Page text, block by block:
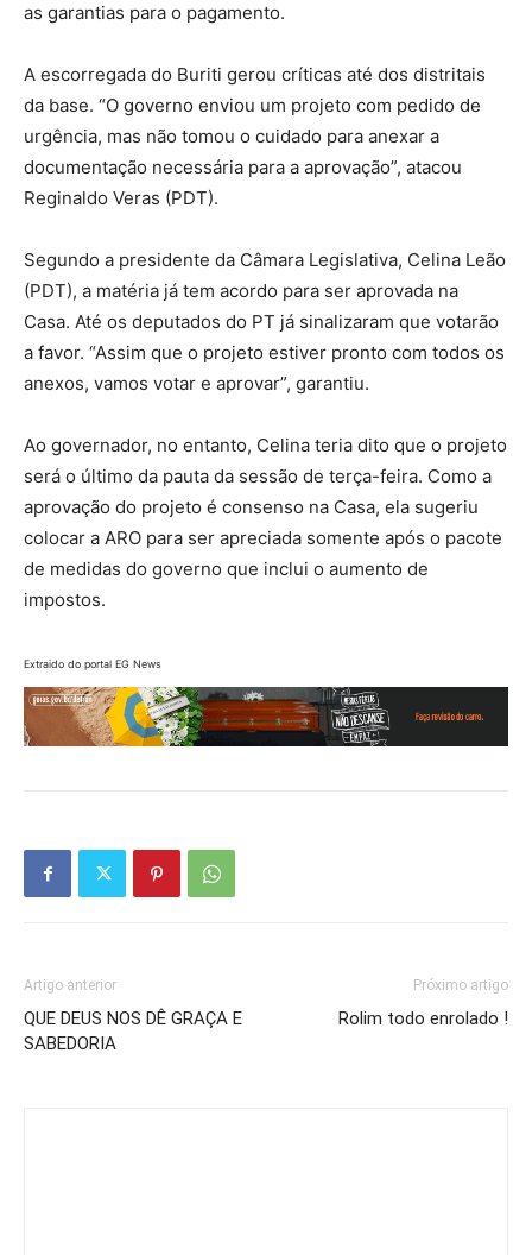
as garantias para o pagamento.
A escorregada do Buriti gerou críticas até dos distritais
da base. “O governo enviou um projeto com pedido de
urgência, mas não tomou o cuidado para anexar a
documentação necessária para a aprovação”, atacou
Reginaldo Veras (PDT).
Segundo a presidente da Câmara Legislativa, Celina Leão
(PDT), a matéria já tem acordo para ser aprovada na
Casa. Até os deputados do PT já sinalizaram que votarão
a favor. “Assim que o projeto estiver pronto com todos os
anexos, vamos votar e aprovar”, garantiu.
Ao governador, no entanto, Celina teria dito que o projeto
será o último da pauta da sessão de terça-feira. Como a
aprovação do projeto é consenso na Casa, ela sugeriu
colocar a ARO para ser apreciada somente após o pacote
de medidas do governo que inclui o aumento de
impostos.
Extraido do portal EG News
Artigo anterior
QUE DEUS NOS DÊ GRAÇA E
SABEDORIA
Próximo artigo
Rolim todo enrolado !